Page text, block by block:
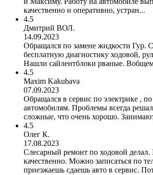
качественно и оперативно, устран...
4.5
Дмитрий ВОЛ.
14.09.2023
Обращался по замене жидкости Гур.
бесплатную диагностику ходовой,
Нашли сайлентблоки рваные.
4.5
Maxim Kakubava
07.09.2023
Обращался в сервис по электрике ,
автомобилям. Проблемы всегда
сложные, что очень хорошо.
4.5
Олег К.
17.08.2023
Слесарный ремонт по ходовой делал.
качественно. Можно записаться по
приезжаешь сдаешь авто в сервис.